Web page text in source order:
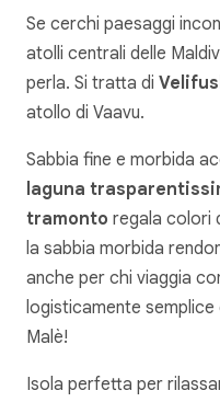
Se cerchi paesaggi
atolli centrali delle
perla. Si tratta di
atollo di Vaavu.
Sabbia fine e morbida
laguna
tramonto regala colori
la sabbia morbida
anche per chi viaggia
logisticamente
Malè!
Isola perfetta per